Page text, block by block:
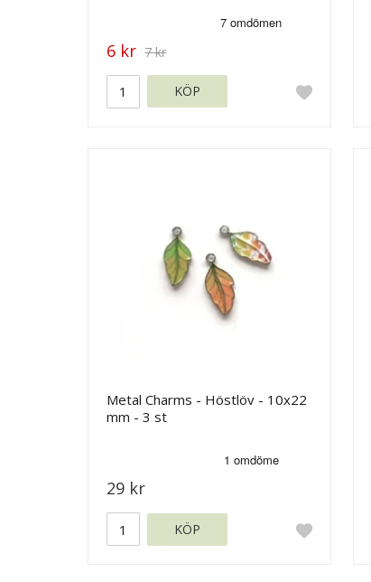
6 kr 7 kr
KÖP
Metal Charms - Höstlöv - 10x22
mm - 3 st
29 kr
KÖP